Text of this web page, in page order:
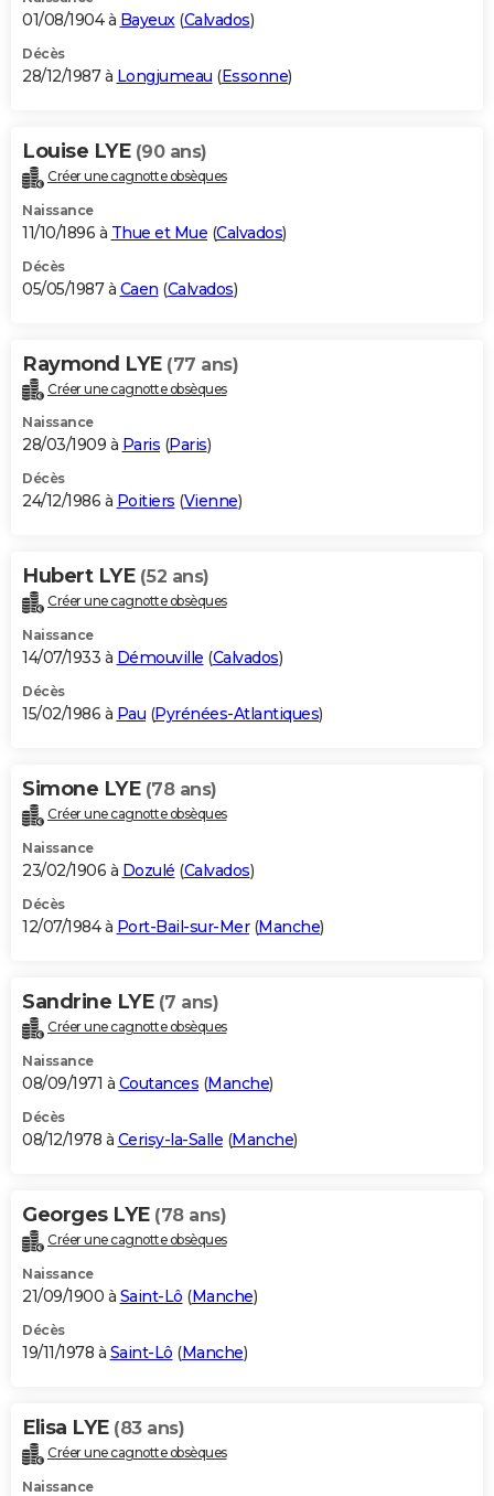
01/08/1904 à Bayeux(Calvados)
Décès
28/12/1987 à Longjumeau (Essonne)
Louise LYE (90 ans)
Créer une cagnotte obsèques
Naissance
11/10/1896 à Thue et Mue (Calvados)
Décès
05/05/1987 à Caen (Calvados)
Raymond LYE (77 ans)
Créer une cagnotte obsèques
Naissance
28/03/1909 à Paris (Paris)
Décès
24/12/1986 à Poitiers (Vienne)
Hubert LYE (52 ans)
Créer une cagnotte obsèques
Naissance
14/07/1933 à Démouville (Calvados)
Décès
15/02/1986 à Pau (Pyrénées-Atlantiques)
Simone LYE (78 ans)
Créer une cagnotte obsèques
Naissance
23/02/1906 à Dozulé (Calvados)
Décès
12/07/1984 à Port-Bail-sur-Mer(Manche)
Sandrine LYE (7 ans)
Créer une cagnotte obsèques
Naissance
08/09/1971 à Coutances (Manche)
Décès
08/12/1978 à Cerisy-la-Salle (Manche)
Georges LYE (78 ans)
Créer une cagnotte obsèques
Naissance
21/09/1900 à Saint-Lô (Manche)
Décès
19/11/1978 à Saint-Lô (Manche)
Elisa LYE (83 ans)
Créer une cagnotte obsèques
Naissance